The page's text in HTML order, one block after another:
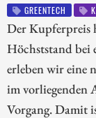
GREENTECH
Der Kupferpreis
Höchststand bei
erleben wir eine
im vorliegenden
Vorgang. Damit